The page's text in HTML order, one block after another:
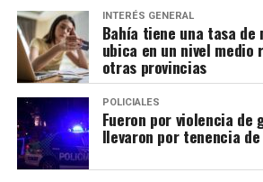
INTERÉS GENERAL
Bahía tiene una tasa de
ubica en un nivel medio
otras provincias
POLICIALES
Fueron por violencia de
llevaron por tenencia